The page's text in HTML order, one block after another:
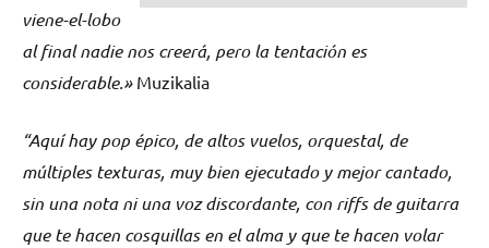
viene-el-lobo
al final nadie nos creerá, pero la tentación es
considerable.»Muzikalia
“Aquí hay pop épico, de altos vuelos, orquestal, de
múltiples texturas, muy bien ejecutado y mejor cantado,
sin una nota ni una voz discordante, con riffs de guitarra
que te hacen cosquillas en el alma y que te hacen volar